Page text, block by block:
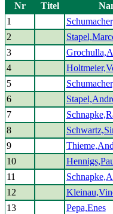
Nr
Titel
1
2
3
4
5
6
7
8
9
10
11
12
13
Pepa,Enes